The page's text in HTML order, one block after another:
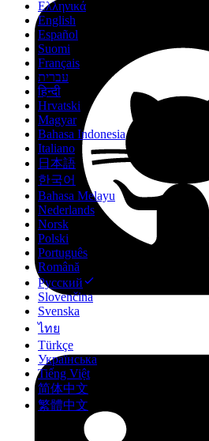
Ελληνικά
English
Español
Suomi
Français
עברית
हिन्दी
Hrvatski
Magyar
Bahasa Indonesia
Italiano
日本語
한국어
Bahasa Melayu
Nederlands
Norsk
Polski
Português
Română
Русский
Slovenčina
Svenska
ไทย
Türkçe
Українська
Tiếng Việt
简体中文
繁體中文